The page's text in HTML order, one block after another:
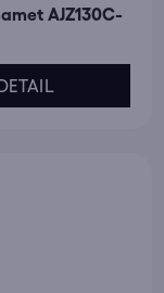
AJZ130C-